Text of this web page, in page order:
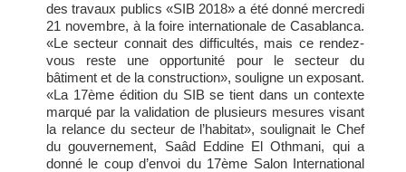
des travaux publics «SIB 2018» a été donné mercredi
21 novembre, à la foire internationale de Casablanca.
«Le secteur connait des difficultés, mais ce rendez-
vous reste une opportunité pour le secteur du
bâtiment et de la construction», souligne un exposant.
«La 17ème édition du SIB se tient dans un contexte
marqué par la validation de plusieurs mesures visant
la relance du secteur de l’habitat», soulignait le Chef
du gouvernement, Saâd Eddine El Othmani, qui a
donné le coup d’envoi du 17ème Salon International